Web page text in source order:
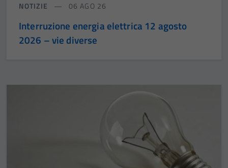
NOTIZIE 06 AGO 26
Interruzione energia elettrica 12 agosto
2026 – vie diverse